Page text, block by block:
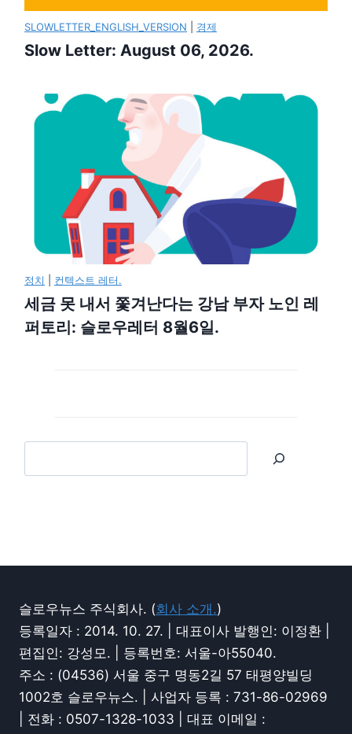
SLOWLETTER_ENGLISH_VERSION 경제
Slow Letter: August 06, 2026.
정치 컨텍스트 레터.
세금 못 내서 쫓겨난다는 강남 부자 노인 레
퍼토리: 슬로우레터 8월6일.
슬로우뉴스 주식회사. (회사 소개.)
등록일자 : 2014. 10. 27. | 대표이사 발행인: 이정환 |
편집인: 강성모. | 등록번호: 서울-아55040.
주소 : (04536) 서울 중구 명동2길 57 태평양빌딩
1002호 슬로우뉴스. | 사업자 등록 : 731-86-02969
| 전화 : 0507-1328-1033 | 대표 이메일 :